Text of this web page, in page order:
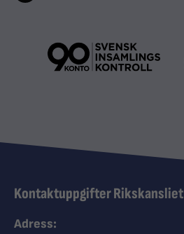
Kontaktuppgifter Rikskansliet
Adress: